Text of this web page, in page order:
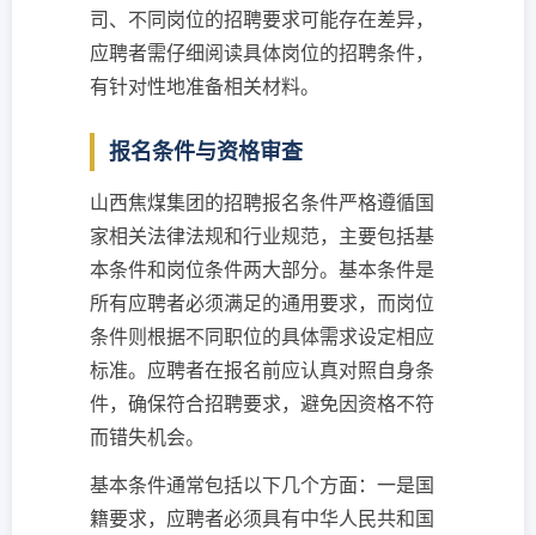
司、不同岗位的招聘要求可能存在差异，
应聘者需仔细阅读具体岗位的招聘条件，
有针对性地准备相关材料。
报名条件与资格审查
山西焦煤集团的招聘报名条件严格遵循国
家相关法律法规和行业规范，主要包括基
本条件和岗位条件两大部分。基本条件是
所有应聘者必须满足的通用要求，而岗位
条件则根据不同职位的具体需求设定相应
标准。应聘者在报名前应认真对照自身条
件，确保符合招聘要求，避免因资格不符
而错失机会。
基本条件通常包括以下几个方面：一是国
籍要求，应聘者必须具有中华人民共和国